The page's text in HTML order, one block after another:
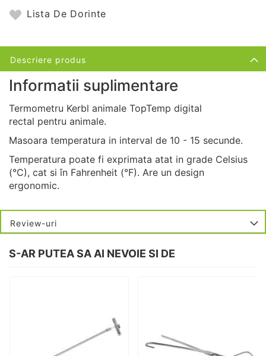
Lista De Dorinte
Descriere produs
Informatii suplimentare
Termometru Kerbl animale TopTemp digital
rectal pentru animale.
Masoara temperatura in interval de 10 - 15 secunde.
Temperatura poate fi exprimata atat in grade Celsius
(°C), cat si în Fahrenheit (°F). Are un design
ergonomic.
Review-uri
S-AR PUTEA SA AI NEVOIE SI DE